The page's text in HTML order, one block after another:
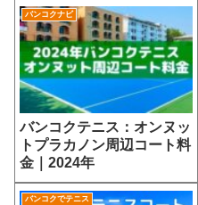
バンコクナビ
バンコクテニス：オンヌッ
トプラカノン周辺コート料
金｜2024年
バンコクでテニス